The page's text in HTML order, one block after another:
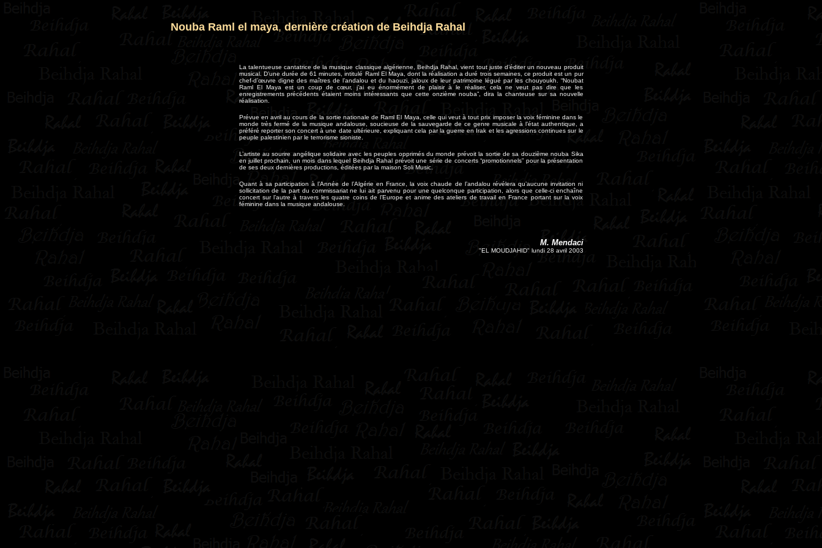
Nouba Raml el maya, dernière création de Beihdja Rahal
La talentueuse cantatrice de la musique classique algérienne, Beihdja Rahal, vient tout juste d’éditer un nouveau produit
musical. D’une durée de 61 minutes, intitulé Raml El Maya, dont la réalisation a duré trois semaines, ce produit est un pur
chef-d’œuvre digne des maîtres de l’andalou et du haouzi, jaloux de leur patrimoine légué par les chouyoukh. “Noubat
Raml El Maya est un coup de cœur, j’ai eu énormément de plaisir à le réaliser, cela ne veut pas dire que les
enregistrements précédents étaient moins intéressants que cette onzième nouba”, dira la chanteuse sur sa nouvelle
réalisation.
Prévue en avril au cours de la sortie nationale de Raml El Maya, celle qui veut à tout prix imposer la voix féminine dans le
monde très fermé de la musique andalouse, soucieuse de la sauvegarde de ce genre musicale à l’état authentique, a
préféré reporter son concert à une date ultérieure, expliquant cela par la guerre en Irak et les agressions continues sur le
peuple palestinien par le terrorisme sioniste.
L’artiste au sourire angélique solidaire avec les peuples opprimés du monde prévoit la sortie de sa douzième nouba Sika
en juillet prochain, un mois dans lequel Beihdja Rahal prévoit une série de concerts “promotionnels” pour la présentation
de ses deux dernières productions, éditées par la maison Soli Music.
Quant à sa participation à l’Année de l’Algérie en France, la voix chaude de l’andalou révélera qu’aucune invitation ni
sollicitation de la part du commissariat ne lui ait parvenu pour une quelconque participation, alors que celle-ci enchaîne
concert sur l’autre à travers les quatre coins de l’Europe et anime des ateliers de travail en France portant sur la voix
féminine dans la musique andalouse.
M. Mendaci
"EL MOUDJAHID" lundi 28 avril 2003